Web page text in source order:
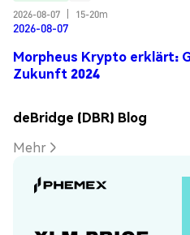
2026-08-07
15-20m
2026-08-07
Morpheus Krypto erklärt:
Zukunft 2024
deBridge (DBR) Blog
Mehr